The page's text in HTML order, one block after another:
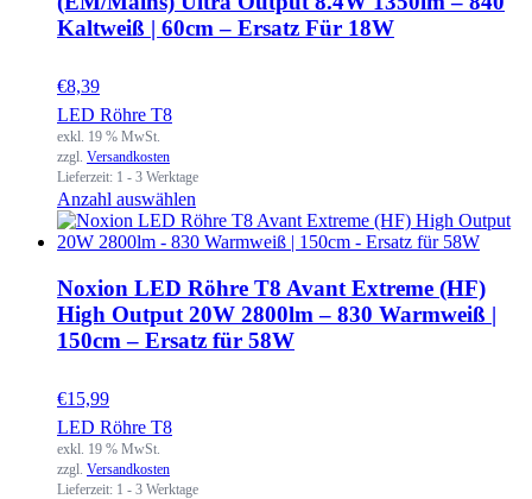
Kaltweiß | 60cm – Ersatz Für 18W
€8,39
LED Röhre T8
exkl. 19 % MwSt.
zzgl. Versandkosten
Lieferzeit: 1 - 3 Werktage
Anzahl auswählen
Noxion LED Röhre T8 Avant Extreme (HF)
High Output 20W 2800lm – 830 Warmweiß |
150cm – Ersatz für 58W
€15,99
LED Röhre T8
exkl. 19 % MwSt.
zzgl. Versandkosten
Lieferzeit: 1 - 3 Werktage